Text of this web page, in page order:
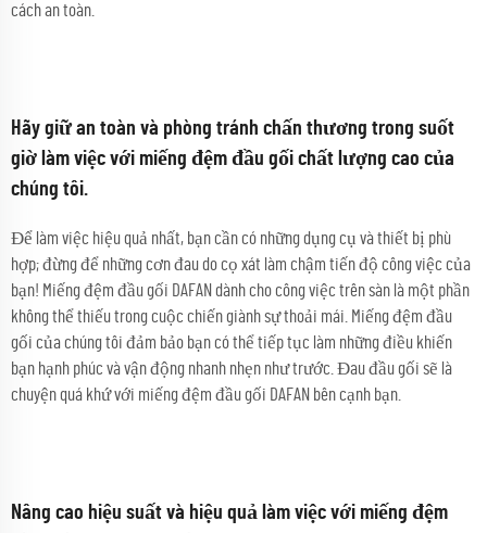
cách an toàn.
Hãy giữ an toàn và phòng tránh chấn thương trong suốt
giờ làm việc với miếng đệm đầu gối chất lượng cao của
chúng tôi.
Để làm việc hiệu quả nhất, bạn cần có những dụng cụ và thiết bị phù
hợp; đừng để những cơn đau do cọ xát làm chậm tiến độ công việc của
bạn! Miếng đệm đầu gối DAFAN dành cho công việc trên sàn là một phần
không thể thiếu trong cuộc chiến giành sự thoải mái. Miếng đệm đầu
gối của chúng tôi đảm bảo bạn có thể tiếp tục làm những điều khiến
bạn hạnh phúc và vận động nhanh nhẹn như trước. Đau đầu gối sẽ là
chuyện quá khứ với miếng đệm đầu gối DAFAN bên cạnh bạn.
Nâng cao hiệu suất và hiệu quả làm việc với miếng đệm